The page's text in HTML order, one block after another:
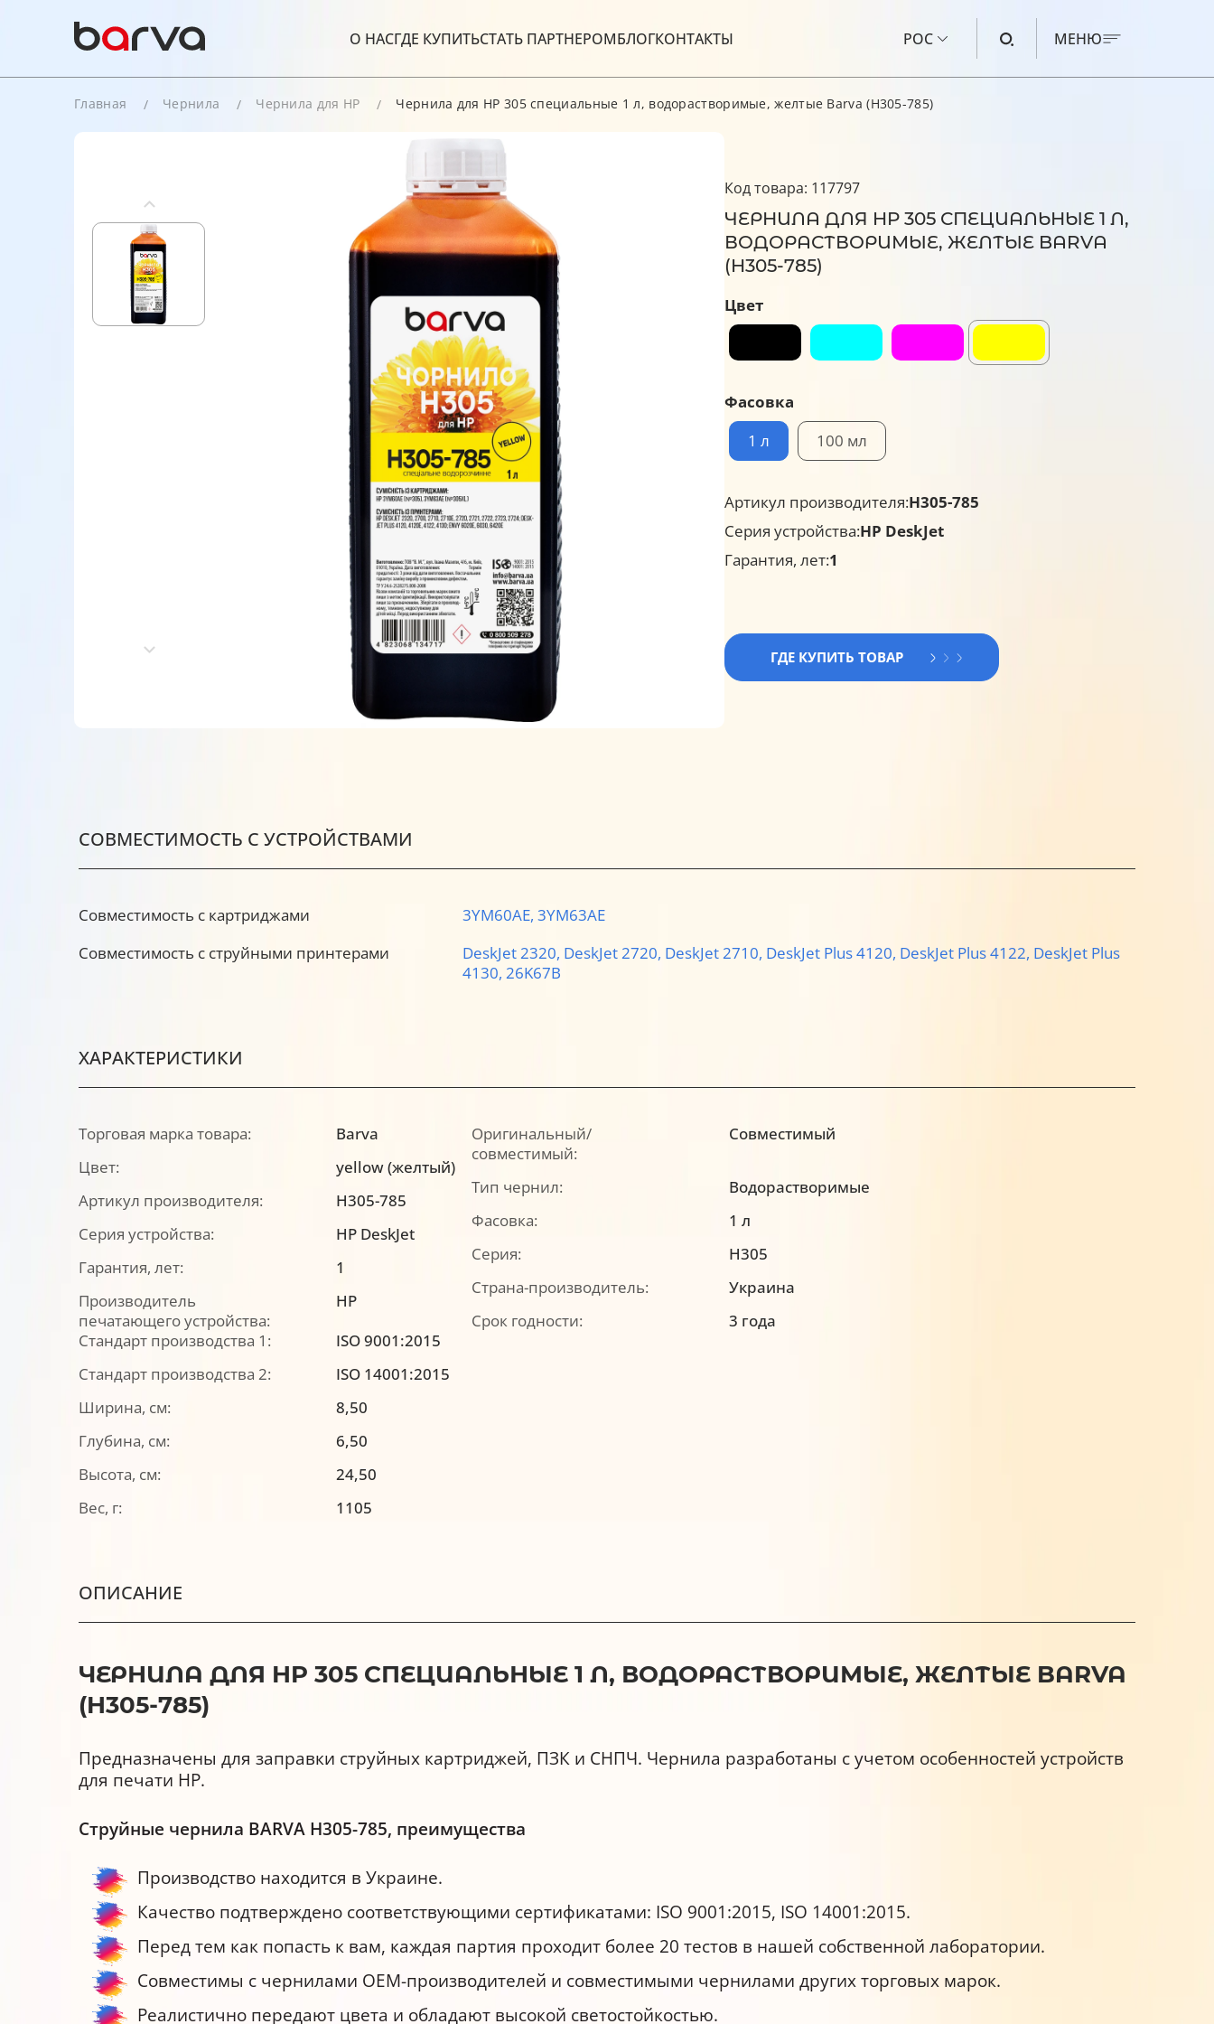
О НАСГДЕ КУПИТЬСТАТЬ ПАРТНЕРОМБЛОГКОНТАКТЫ РОС МЕНЮ
ЧЕРНИЛА ДЛЯ BROTHER
Главная Чернила Чернила для HP Чернила для HP 305 специальные 1 л, водорастворимые, желтые Barva (H305-785)
Код товара: 117797
ЧЕРНИЛА ДЛЯ HP 305 СПЕЦИАЛЬНЫЕ 1 Л,
ВОДОРАСТВОРИМЫЕ, ЖЕЛТЫЕ BARVA
(H305-785)
Цвет
Фасовка
1 л
100 мл
Артикул производителя:H305-785
Серия устройства:HP DeskJet
Гарантия, лет:1
ГДЕ КУПИТЬ ТОВАР
СОВМЕСТИМОСТЬ С УСТРОЙСТВАМИ
Совместимость с картриджами 3YM60AE, 3YM63AE
Совместимость с струйными принтерами
DeskJet 2320, DeskJet 2720, DeskJet 2710, DeskJet Plus 4120, DeskJet Plus 4122, DeskJet Plus
4130, 26K67B
ХАРАКТЕРИСТИКИ
Торговая марка товара:
Barva
Цвет:
yellow (желтый)
Артикул производителя:
H305-785
Серия устройства:
HP DeskJet
Гарантия, лет:
1
Производитель
печатающего устройства:
HP
Оригинальный/
совместимый:
Совместимый
Тип чернил:
Водорастворимые
Фасовка:
1 л
Серия:
H305
Страна-производитель:
Украина
Срок годности:
3 года
Стандарт производства 1:
ISO 9001:2015
Стандарт производства 2:
ISO 14001:2015
Ширина, см:
8,50
Глубина, см:
6,50
Высота, см:
24,50
Вес, г:
1105
ОПИСАНИЕ
ЧЕРНИЛА ДЛЯ HP 305 СПЕЦИАЛЬНЫЕ 1 Л, ВОДОРАСТВОРИМЫЕ, ЖЕЛТЫЕ BARVA
(H305-785)
Предназначены для заправки струйных картриджей, ПЗК и СНПЧ. Чернила разработаны с учетом особенностей устройств
для печати HP.
Струйные чернила BARVA H305-785, преимущества
Производство находится в Украине.
Качество подтверждено соответствующими сертификатами: ISO 9001:2015, ISO 14001:2015.
Перед тем как попасть к вам, каждая партия проходит более 20 тестов в нашей собственной лаборатории.
Совместимы с чернилами ОЕМ-производителей и совместимыми чернилами других торговых марок.
Реалистично передают цвета и обладают высокой светостойкостью.